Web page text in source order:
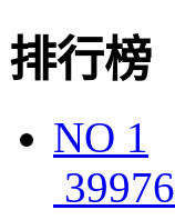
排行榜
NO 1